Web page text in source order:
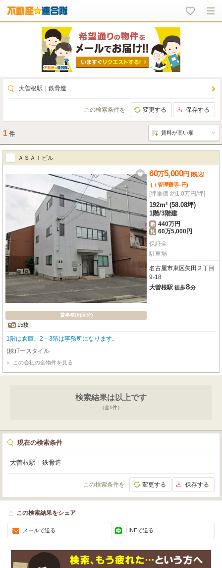
大曽根駅 鉄骨造
この検索条件を 変更する 保存する
1 件
ＡＳＡＩビル
貸事務所(区分)
15枚
60万5,000円 [税込]
(＋管理費等-円)
[坪単価 約1.0万円/坪]
192m² (58.08坪)
1階/3階建
敷 440万円
礼 60万5,000円
保証金
－
駐車場
－
名古屋市東区矢田２丁目
9-18
大曽根駅 徒歩8分
1階は倉庫、2－3階は事務所になります。
(株)Tースタイル
この会社の全物件を見る
検索結果は以上です
（全1件）
現在の検索条件
大曽根駅 鉄骨造
この検索条件を 変更する 保存する
この検索結果をシェア
メールで送る LINEで送る